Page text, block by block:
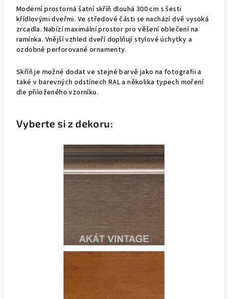
Moderní prostorná šatní skříň dlouhá 300 cm s šesti
křídlovými dveřmi. Ve středové části se nachází dvě vysoká
zrcadla. Nabízí maximální prostor pro věšení oblečení na
ramínka. Vnější vzhled dveří doplňují stylové úchytky a
ozdobné perforované ornamenty.
Skříň je možné dodat ve stejné barvě jako na fotografii a
také v barevných odstínech RAL a několika typech moření
dle přiloženého vzorníku.
Vyberte si z dekoru: